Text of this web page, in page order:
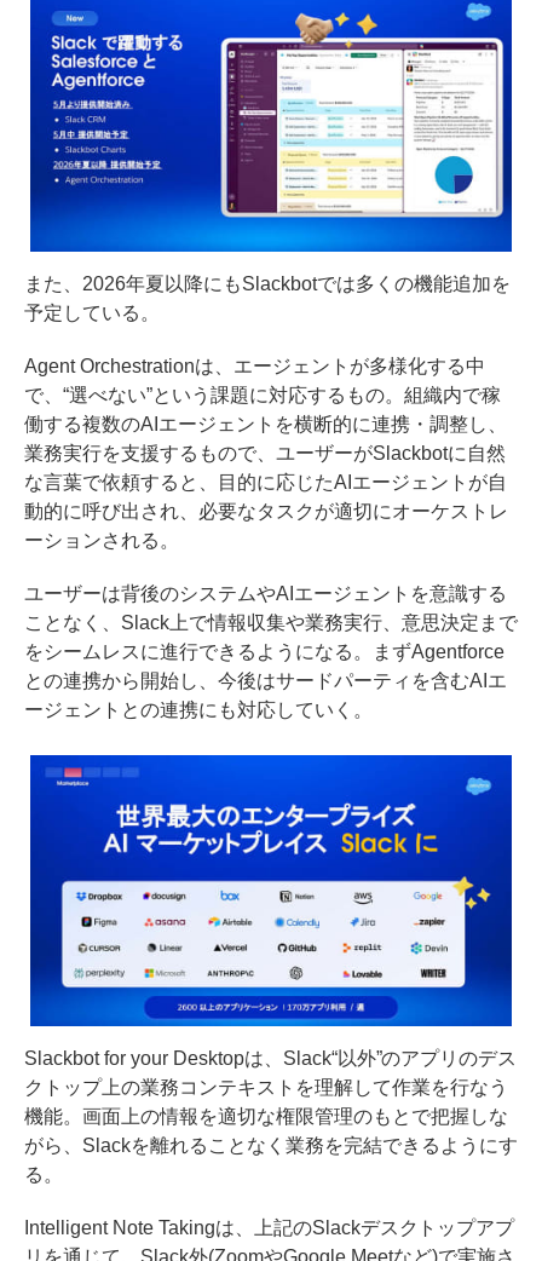
また、2026年夏以降にもSlackbotでは多くの機能追加を
予定している。
Agent Orchestrationは、エージェントが多様化する中
で、“選べない”という課題に対応するもの。組織内で稼
働する複数のAIエージェントを横断的に連携・調整し、
業務実行を支援するもので、ユーザーがSlackbotに自然
な言葉で依頼すると、目的に応じたAIエージェントが自
動的に呼び出され、必要なタスクが適切にオーケストレ
ーションされる。
ユーザーは背後のシステムやAIエージェントを意識する
ことなく、Slack上で情報収集や業務実行、意思決定まで
をシームレスに進行できるようになる。まずAgentforce
との連携から開始し、今後はサードパーティを含むAIエ
ージェントとの連携にも対応していく。
Slackbot for your Desktopは、Slack“以外”のアプリのデス
クトップ上の業務コンテキストを理解して作業を行なう
機能。画面上の情報を適切な権限管理のもとで把握しな
がら、Slackを離れることなく業務を完結できるようにす
る。
Intelligent Note Takingは、上記のSlackデスクトップアプ
リを通じて、Slack外(ZoomやGoogle Meetなど)で実施さ